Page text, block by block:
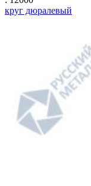
круг дюралевый